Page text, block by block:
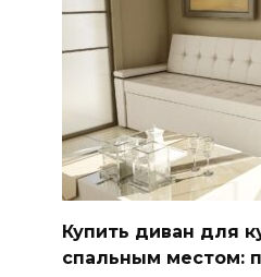
Купить диван для
спальным местом: